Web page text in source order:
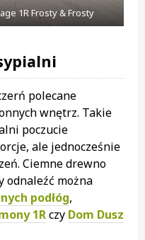
1R Frosty & Frosty
polecane
wnętrz. Takie
poczucie
ale jednocześnie
Ciemne drewno
odnaleźć można
podłóg,
1Rczy Dom Dusz